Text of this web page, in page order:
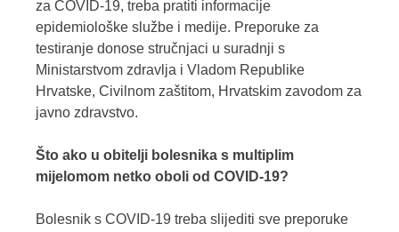
za COVID-19, treba pratiti informacije
epidemiološke službe i medije. Preporuke za
testiranje donose stručnjaci u suradnji s
Ministarstvom zdravlja i Vladom Republike
Hrvatske, Civilnom zaštitom, Hrvatskim zavodom za
javno zdravstvo.
Što ako u obitelji bolesnika s multiplim
mijelomom netko oboli od COVID-19?
Bolesnik s COVID-19 treba slijediti sve preporuke